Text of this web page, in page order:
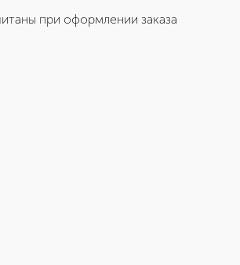
при оформлении заказа